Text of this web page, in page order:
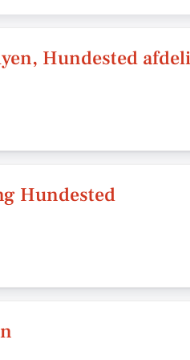
Hundested
Hundested